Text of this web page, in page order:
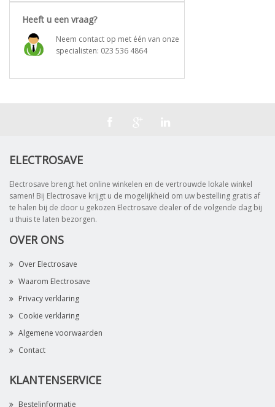
Heeft u een vraag?
Neem contact op met één van onze
specialisten: 023 536 4864
ELECTROSAVE
Electrosave brengt het online winkelen en de vertrouwde lokale winkel
samen! Bij Electrosave krijgt u de mogelijkheid om uw bestelling gratis af
te halen bij de door u gekozen Electrosave dealer of de volgende dag bij
u thuis te laten bezorgen.
OVER ONS
Over Electrosave
Waarom Electrosave
Privacy verklaring
Cookie verklaring
Algemene voorwaarden
Contact
KLANTENSERVICE
Bestelinformatie